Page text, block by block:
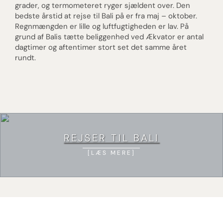
grader, og termometeret ryger sjældent over. Den
bedste årstid at rejse til Bali på er fra maj – oktober.
Regnmængden er lille og luftfugtigheden er lav. På
grund af Balis tætte beliggenhed ved Ækvator er antal
dagtimer og aftentimer stort set det samme året
rundt.
REJSER TIL BALI
LÆS MERE